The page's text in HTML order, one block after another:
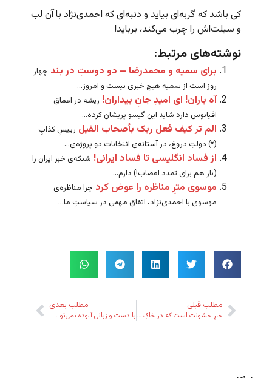
کی باشد که گربه‌ای بیاید و دنبه‌ای که احمدی‌نژاد با آن لب
و سبلت‌اش را چرب می‌کند، برباید!
نوشته‌های مرتبط:
برای سمیه و محمدرضا – دو دوستِ در بند چهار
روز است از سمیه هیچ خبری نیست و امروز...
آه باران! ای امیدِ جانِ بیداران! ریشه در اعماق
اقیانوس دارد شاید این گیسو پریشان کرده...
الم تر کیف فعل ربک بأصحاب الفیل رییسِ کذابِ
(*) دولتِ دروغ، در آستانه‌ی انتخابات دو پروژه‌ی...
از فساد انگلیسی تا فساد ایرانی! شبکه‌ی خبر ایران را
(باز هم برای تمدد اعصاب!) دارم...
موسوی مترِ مناظره را عوض کرد چرا مناظره‌ی
موسوی با احمدی‌نژاد، اتفاق مهمی در سیاستِ ما...
مطلب قبلی
خارِ خشونت است که در خاکِ ما دمید…
مطلب بعدی
با دست و زبانی آلوده نمی‌توان فساد و تباهی را زدود – حتی به فتوا!